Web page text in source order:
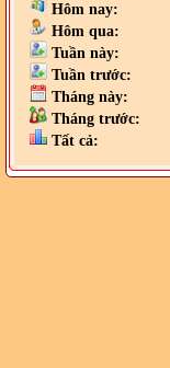
Hôm nay:
Hôm qua:
Tuần này:
Tuần trước:
Tháng này:
Tháng trước:
Tất cả: